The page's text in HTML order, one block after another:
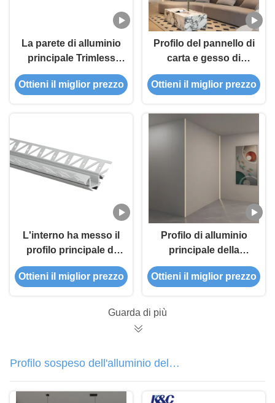
La parete di alluminio
principale Trimless
del gesso di profilo
intonaca nel vestito
Ottieni il miglior prezzo
Profilo del pannello di
carta e gesso di
IP44/20 messo lega
LED con la copertura
Ottieni il miglior prezzo
L'interno ha messo il
profilo principale di
alluminio per il muro a
secco della parete del
Ottieni il miglior prezzo
Profilo di alluminio
principale della
striscia per il profilo
del pannello di carta e
Ottieni il miglior prezzo
Guarda di più
Profilo sospeso dell'alluminio del
LED